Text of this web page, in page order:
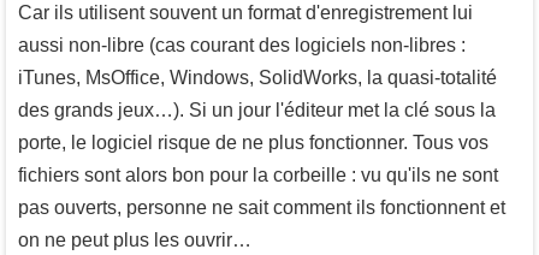
Car ils utilisent souvent un format d'enregistrement lui
aussi non-libre (cas courant des logiciels non-libres :
iTunes, MsOffice, Windows, SolidWorks, la quasi-totalité
des grands jeux…). Si un jour l'éditeur met la clé sous la
porte, le logiciel risque de ne plus fonctionner. Tous vos
fichiers sont alors bon pour la corbeille : vu qu'ils ne sont
pas ouverts, personne ne sait comment ils fonctionnent et
on ne peut plus les ouvrir…